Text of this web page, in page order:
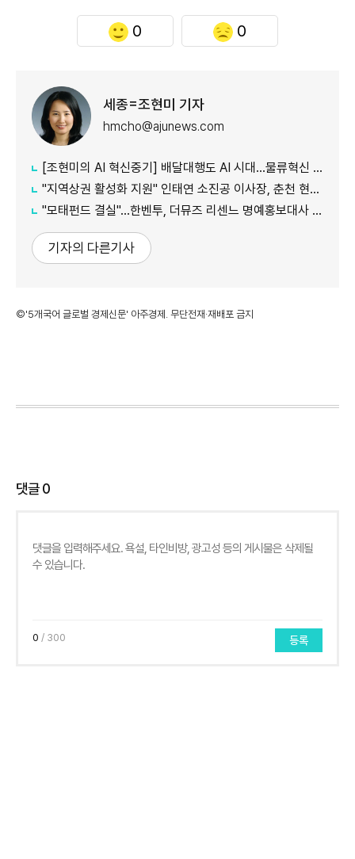
0 0
세종=조현미 기자
hmcho@ajunews.com
[조현미의 AI 혁신중기] 배달대행도 AI 시대…물류혁신 선도하는 부릉
"지역상권 활성화 지원" 인태연 소진공 이사장, 춘천 현장방문
"모태펀드 결실"…한벤투, 더뮤즈 리센느 명예홍보대사 임명
기자의 다른기사
©'5개국어 글로벌 경제신문' 아주경제. 무단전재·재배포 금지
댓글0
0 / 300 등록